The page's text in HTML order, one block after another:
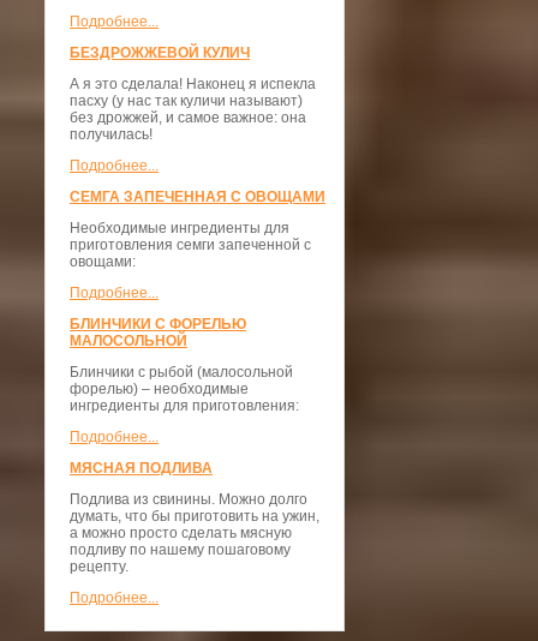
Подробнее...
БЕЗДРОЖЖЕВОЙ КУЛИЧ
А я это сделала! Наконец я испекла
пасху (у нас так куличи называют)
без дрожжей, и самое важное: она
получилась!
Подробнее...
СЕМГА ЗАПЕЧЕННАЯ С ОВОЩАМИ
Необходимые ингредиенты для
приготовления семги запеченной с
овощами:
Подробнее...
БЛИНЧИКИ С ФОРЕЛЬЮ
МАЛОСОЛЬНОЙ
Блинчики с рыбой (малосольной
форелью) – необходимые
ингредиенты для приготовления:
Подробнее...
МЯСНАЯ ПОДЛИВА
Подлива из свинины. Можно долго
думать, что бы приготовить на ужин,
а можно просто сделать мясную
подливу по нашему пошаговому
рецепту.
Подробнее...